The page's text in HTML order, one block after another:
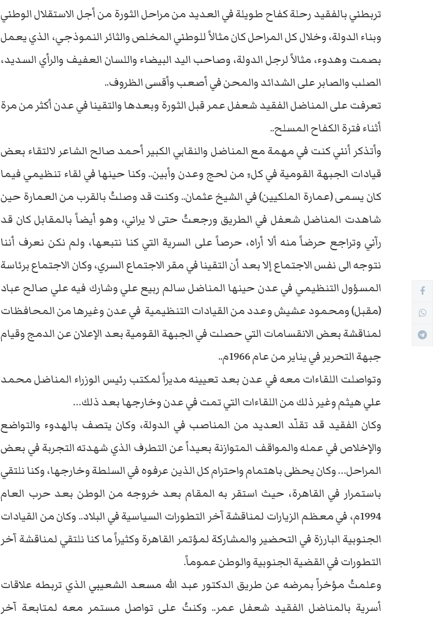
تربطني بالفقيد رحلة كفاح طويلة في العديد من مراحل الثورة من أجل الاستقلال الوطني
وبناء الدولة، وخلال كل المراحل كان مثالاً للوطني المخلص والثائر النموذجي، الذي يعمل
بصمت وهدوء، مثالاً لرجل الدولة، وصاحب اليد البيضاء واللسان العفيف والرأي السديد،
الصلب والصابر على الشدائد والمحن في أصعب وأقسى الظروف..
تعرفت على المناضل الفقيد شعفل عمر قبل الثورة وبعدها والتقينا في عدن أكثر من مرة
أثناء فترة الكفاح المسلح..
وأتذكر أنني كنت في مهمة مع المناضل والنقابي الكبير أحمد صالح الشاعر لالتقاء بعض
قيادات الجبهة القومية في كلٍّ من لحج وعدن وأبين.. وكنا حينها في لقاء تنظيمي فيما
كان يسمى (عمارة الملكيين) في الشيخ عثمان.. وكنت قد وصلتُ بالقرب من العمارة حين
شاهدت المناضل شعفل في الطريق ورجعتُ حتى لا يراني، وهو أيضاً بالمقابل كان قد
رآني وتراجع حرضاً منه ألا أراه، حرصاً على السرية التي كنا نتبعها، ولم نكن نعرف أننا
نتوجه الى نفس الاجتماع إلا بعد أن التقينا في مقر الاجتماع السري، وكان الاجتماع برئاسة
المسؤول التنظيمي في عدن حينها المناضل سالم ربيع علي وشارك فيه علي صالح عباد
(مقبل) ومحمود عشيش وعدد من القيادات التنظيمية في عدن وغيرها من المحافظات
لمناقشة بعض الانقسامات التي حصلت في الجبهة القومية بعد الإعلان عن الدمج وقيام
جبهة التحرير في يناير من عام 1966م..
وتواصلت اللقاءات معه في عدن بعد تعيينه مديراً لمكتب رئيس الوزراء المناضل محمد
علي هيثم وغير ذلك من اللقاءات التي تمت في عدن وخارجها بعد ذلك…
وكان الفقيد قد تقلّد العديد من المناصب في الدولة، وكان يتصف بالهدوء والتواضع
والإخلاص في عمله والمواقف المتوازنة بعيداً عن التطرف الذي شهدته التجربة في بعض
المراحل… وكان يحظى باهتمام واحترام كل الذين عرفوه في السلطة وخارجها، وكنا نلتقي
باستمرار في القاهرة، حيث استقر به المقام بعد خروجه من الوطن بعد حرب العام
1994م، في معظم الزيارات لمناقشة آخر التطورات السياسية في البلاد.. وكان من القيادات
الجنوبية البارزة في التحضير والمشاركة لمؤتمر القاهرة وكثيراً ما كنا نلتقي لمناقشة آخر
التطورات في القضية الجنوبية والوطن عموماً.
وعلمتُ مؤخراً بمرضه عن طريق الدكتور عبد الله مسعد الشعيبي الذي تربطه علاقات
أسرية بالمناضل الفقيد شعفل عمر.. وكنتُ على تواصل مستمر معه لمتابعة آخر